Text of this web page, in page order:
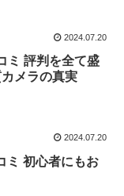
2024.07.20
ミ 評判を全て盛
メラの真実
2024.07.20
ミ 初心者にもお